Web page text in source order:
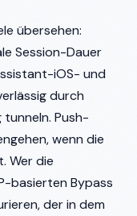
übersehen:
Session-Dauer
iOS- und
durch
Push-
wenn die
Wer die
basierten Bypass
der in dem